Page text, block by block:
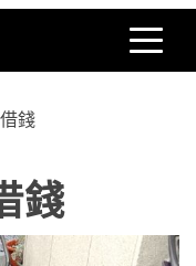
錢
錢